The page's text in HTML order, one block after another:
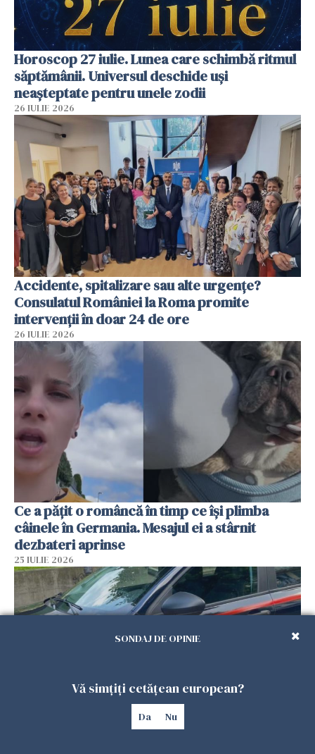
Horoscop 27 iulie. Lunea care schimbă ritmul
săptămânii. Universul deschide uși
neașteptate pentru unele zodii
26 IULIE 2026
Accidente, spitalizare sau alte urgențe?
Consulatul României la Roma promite
intervenții în doar 24 de ore
26 IULIE 2026
Ce a pățit o româncă în timp ce își plimba
câinele în Germania. Mesajul ei a stârnit
dezbateri aprinse
25 IULIE 2026
SONDAJ DE OPINIE
Vă simțiți cetățean european?
Da Nu